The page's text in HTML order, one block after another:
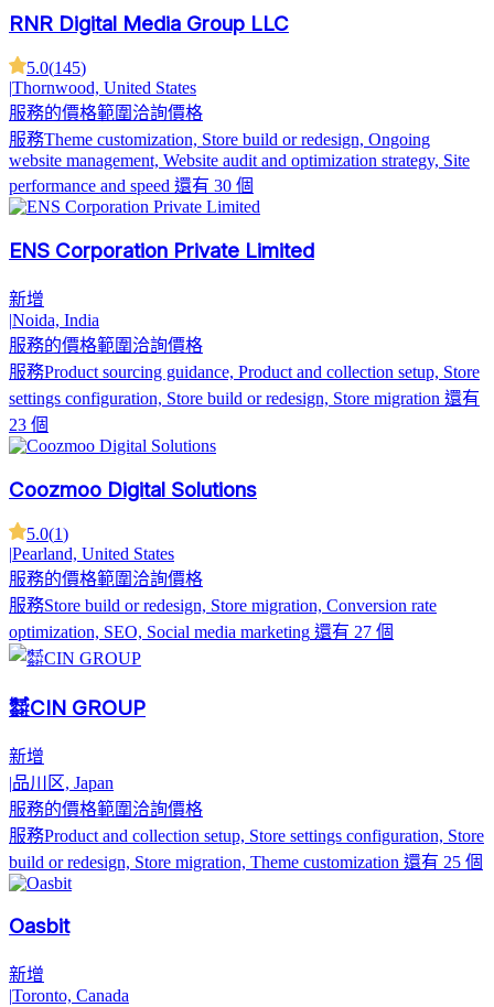
RNR Digital Media Group LLC
5.0(145)
|Thornwood, United States
服務的價格範圍 洽詢價格
服務Theme customization, Store build or redesign, Ongoing
website management, Website audit and optimization strategy, Site
performance and speed 還有 30 個
ENS Corporation Private Limited
新增
|Noida, India
服務的價格範圍 洽詢價格
服務Product sourcing guidance, Product and collection setup, Store
settings configuration, Store build or redesign, Store migration 還有
23 個
Coozmoo Digital Solutions
5.0(1)
|Pearland, United States
服務的價格範圍 洽詢價格
服務Store build or redesign, Store migration, Conversion rate
optimization, SEO, Social media marketing 還有 27 個
株式会社CIN GROUP
新增
|品川区, Japan
服務的價格範圍 洽詢價格
服務Product and collection setup, Store settings configuration, Store
build or redesign, Store migration, Theme customization 還有 25 個
Oasbit
新增
|Toronto, Canada